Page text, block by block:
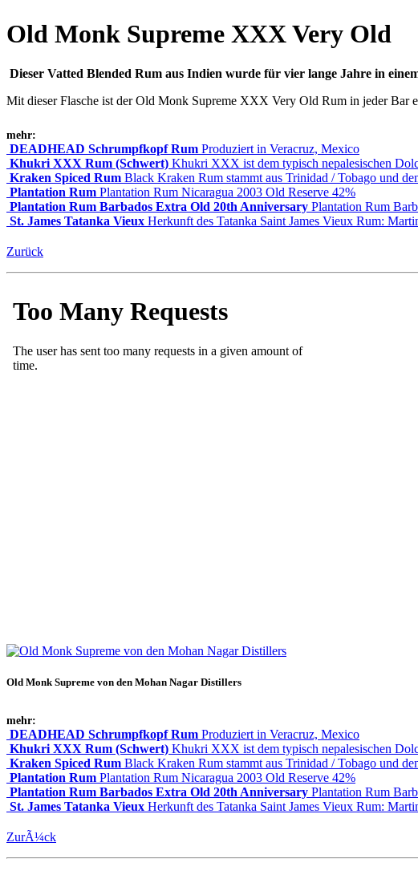
Old Monk Supreme XXX Very Old
Dieser Vatted Blended Rum aus Indien wurde für vier lange Jahre in
Mit dieser Flasche ist der Old Monk Supreme XXX Very Old Rum in jeder Bar
mehr:
DEADHEAD Schrumpfkopf Rum Produziert in Veracruz, Mexico
Khukri XXX Rum (Schwert) Khukri XXX ist dem typisch nepalesischen
Kraken Spiced Rum Black Kraken Rum stammt aus Trinidad / Tobago und
Plantation Rum Plantation Rum Nicaragua 2003 Old Reserve 42%
Plantation Rum Barbados Extra Old 20th Anniversary Plantation Rum
St. James Tatanka Vieux Herkunft des Tatanka Saint James Vieux Rum:
Zurück
Old Monk Supreme von den Mohan Nagar Distillers
mehr:
DEADHEAD Schrumpfkopf Rum Produziert in Veracruz, Mexico
Khukri XXX Rum (Schwert) Khukri XXX ist dem typisch nepalesischen
Kraken Spiced Rum Black Kraken Rum stammt aus Trinidad / Tobago und
Plantation Rum Plantation Rum Nicaragua 2003 Old Reserve 42%
Plantation Rum Barbados Extra Old 20th Anniversary Plantation Rum
St. James Tatanka Vieux Herkunft des Tatanka Saint James Vieux Rum:
ZurÃ¼ck